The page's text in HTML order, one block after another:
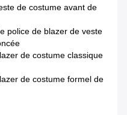
de costume avant de
police de blazer de veste
de costume classique
de costume formel de